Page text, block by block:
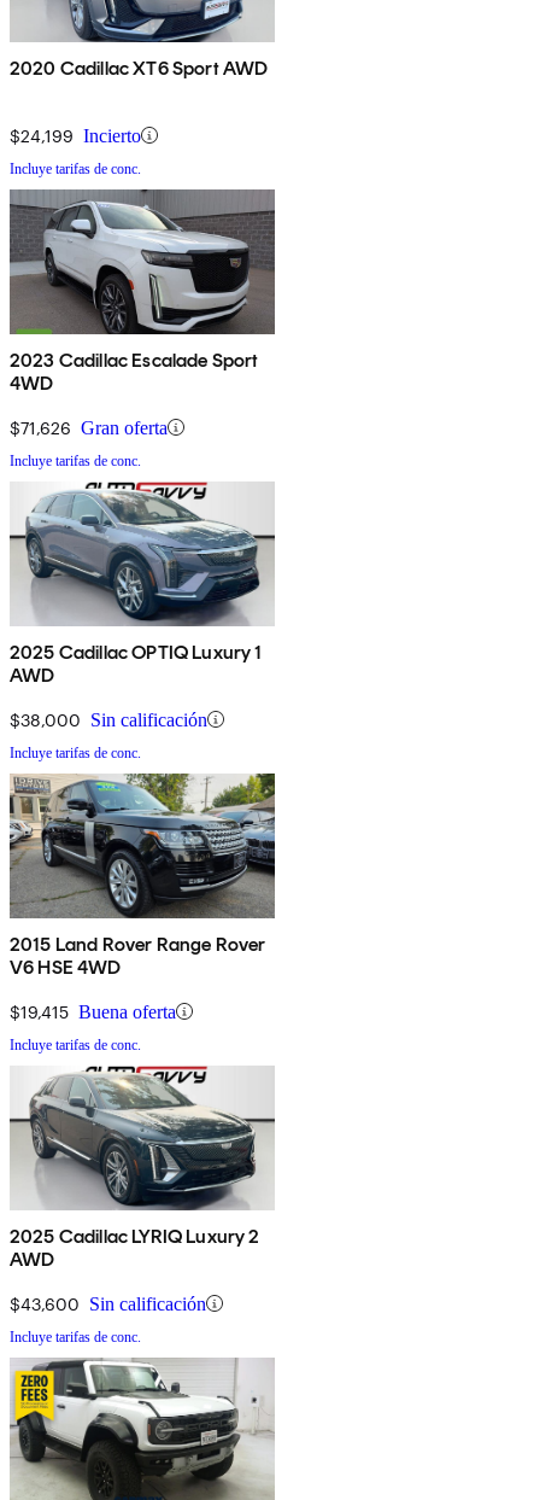
2020 Cadillac XT6 Sport AWD
$24,199 Incierto
Incluye tarifas de conc.
2023 Cadillac Escalade Sport
4WD
$71,626 Gran oferta
Incluye tarifas de conc.
2025 Cadillac OPTIQ Luxury 1
AWD
$38,000 Sin calificación
Incluye tarifas de conc.
2015 Land Rover Range Rover
V6 HSE 4WD
$19,415 Buena oferta
Incluye tarifas de conc.
2025 Cadillac LYRIQ Luxury 2
AWD
$43,600 Sin calificación
Incluye tarifas de conc.